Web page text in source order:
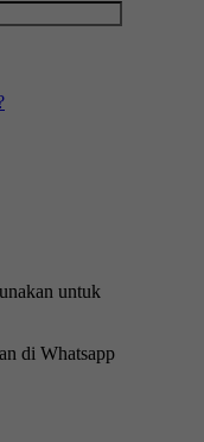
untuk
di Whatsapp